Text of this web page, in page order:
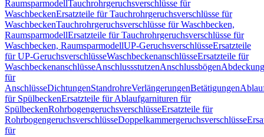
RaumsparmodellTauchrohrgeruchsverschlüsse für
WaschbeckenErsatzteile für Tauchrohrgeruchsverschlüsse für
WaschbeckenTauchrohrgeruchsverschlüsse für Waschbecken,
RaumsparmodellErsatzteile für Tauchrohrgeruchsverschlüsse für
Waschbecken, RaumsparmodellUP-GeruchsverschlüsseErsatzteile
für UP-GeruchsverschlüsseWaschbeckenanschlüsseErsatzteile für
WaschbeckenanschlüsseAnschlussstutzenAnschlussbögen
für
AnschlüsseDichtungenStandrohreVerlängerungenBetätigungen
für SpülbeckenErsatzteile für Ablaufgarnituren für
SpülbeckenRohrbogengeruchsverschlüsseErsatzteile für
RohrbogengeruchsverschlüsseDoppelkammergeruchsverschlüsse
für